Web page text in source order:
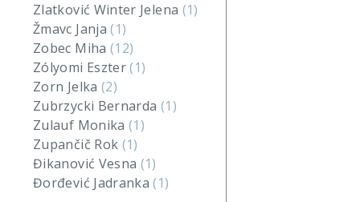
Zlatković Winter Jelena (1)
Žmavc Janja(1)
Zobec Miha (12)
Zólyomi Eszter(1)
Zorn Jelka (2)
Zubrzycki Bernarda (1)
Zulauf Monika(1)
Zupančič Rok (1)
Đikanović Vesna (1)
Đorđević Jadranka(1)